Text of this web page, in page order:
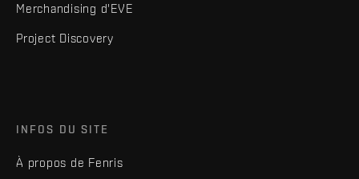
Merchandising d'EVE
Project Discovery
INFOS DU SITE
À propos de Fenris